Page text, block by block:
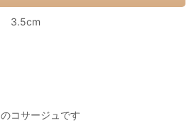
3.5cm
コサージュです